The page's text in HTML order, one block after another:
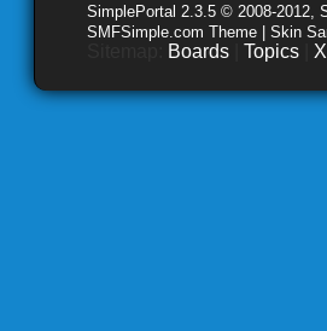
SimplePortal 2.3.5 © 2008-2012,
SMFSimple.com Theme | Skin
Boards Topics